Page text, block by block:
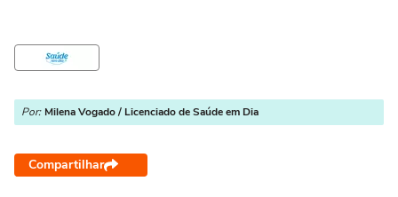
Por: Milena Vogado / Licenciado de Saúde em Dia
Compartilhar